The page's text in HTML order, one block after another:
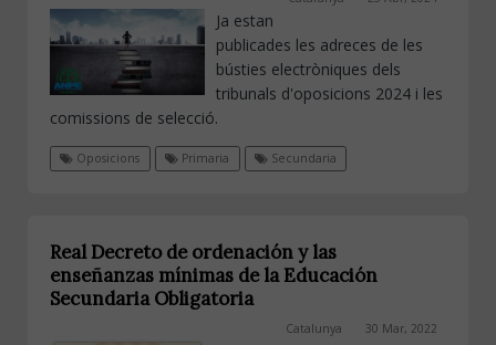
Ja estan
publicades les adreces de les
bústies electròniques dels
tribunals d'oposicions 2024 i les
comissions de selecció.
Oposicions Primaria Secundaria
Real Decreto de ordenación y las
enseñanzas mínimas de la Educación
Secundaria Obligatoria
Catalunya 30 Mar, 2022